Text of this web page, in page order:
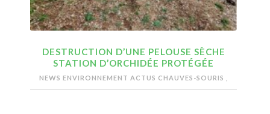
DESTRUCTION D’UNE PELOUSE SÈCHE
STATION D’ORCHIDÉE PROTÉGÉE
NEWS ENVIRONNEMENT ACTUS CHAUVES-SOURIS